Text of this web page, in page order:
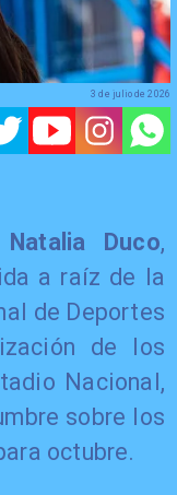
3 de julio de 2026
Natalia Duco,
a raíz de la
de Deportes
de los
Nacional,
sobre los
octubre.